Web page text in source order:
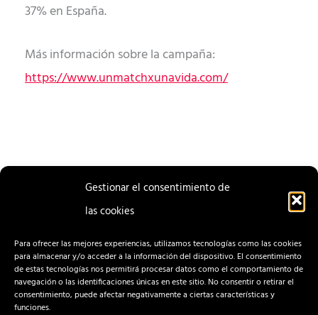
Gestionar el consentimiento de
las cookies
Para ofrecer las mejores experiencias, utilizamos tecnologías como las cookies
para almacenar y/o acceder a la información del dispositivo. El consentimiento
de estas tecnologías nos permitirá procesar datos como el comportamiento de
navegación o las identificaciones únicas en este sitio. No consentir o retirar el
consentimiento, puede afectar negativamente a ciertas características y
funciones.
37% en España.
Más información sobre la campaña:
https://www.unmatchxunavida.com/
ENTRADA